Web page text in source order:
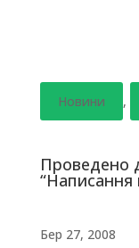
Новини ,
Проведено
“Написання
Бер 27, 2008